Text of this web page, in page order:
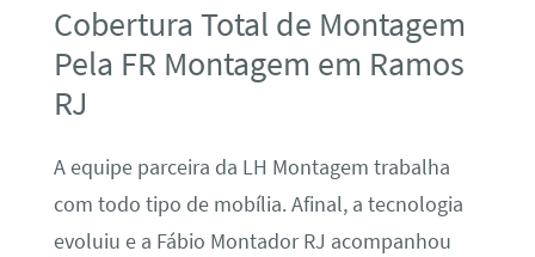
Cobertura Total de Montagem
Pela FR Montagem em Ramos
RJ
A equipe parceira da LH Montagem trabalha
com todo tipo de mobília. Afinal, a tecnologia
evoluiu e a Fábio Montador RJ acompanhou